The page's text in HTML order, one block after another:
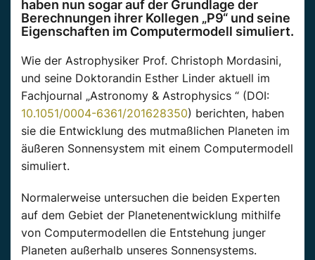
haben nun sogar auf der Grundlage der
Berechnungen ihrer Kollegen „P9“ und seine
Eigenschaften im Computermodell simuliert.
Wie der Astrophysiker Prof. Christoph Mordasini,
und seine Doktorandin Esther Linder aktuell im
Fachjournal „Astronomy & Astrophysics “ (DOI:
10.1051/0004-6361/201628350) berichten, haben
sie die Entwicklung des mutmaßlichen Planeten im
äußeren Sonnensystem mit einem Computermodell
simuliert.
Normalerweise untersuchen die beiden Experten
auf dem Gebiet der Planetenentwicklung mithilfe
von Computermodellen die Entstehung junger
Planeten außerhalb unseres Sonnensystems.